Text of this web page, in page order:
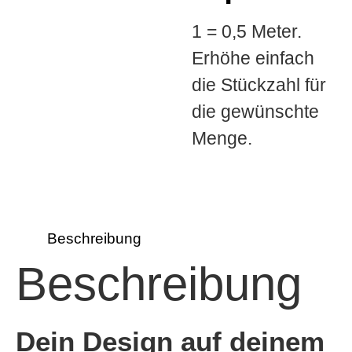
1 = 0,5 Meter.
Erhöhe einfach
die Stückzahl für
die gewünschte
Menge.
Beschreibung
Beschreibung
Dein Design auf deinem